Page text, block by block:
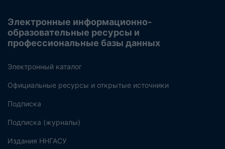
Электронные информационно-
образовательные ресурсы и
профессиональные базы данных
Электронный каталог
Официальные ресурсы и открытые источники
Подписка
Подписка (журналы)
Издания ННГАСУ